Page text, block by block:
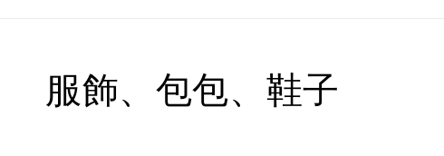
服飾、包包、鞋子